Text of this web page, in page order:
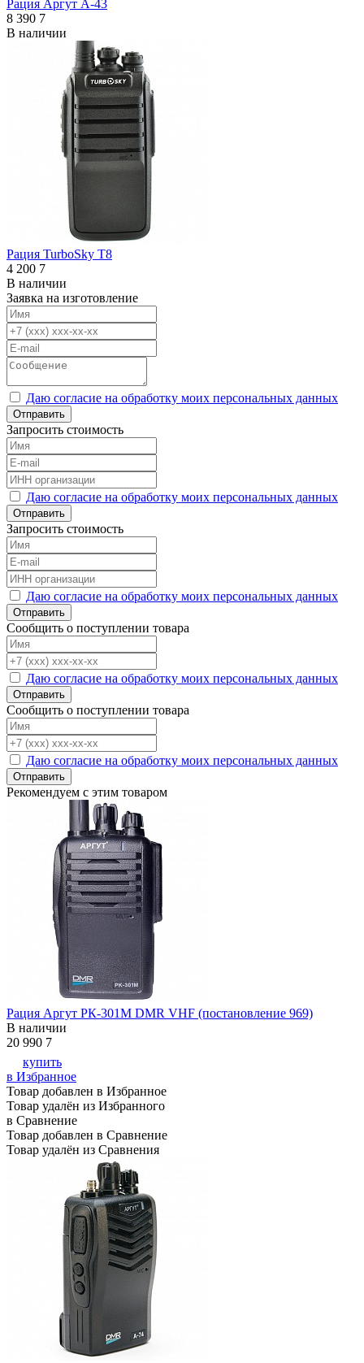
Рация Аргут А-43
8 390 7
В наличии
Рация TurboSky T8
4 200 7
В наличии
Заявка на изготовление
Даю согласие на обработку моих персональных данных
Отправить
Запросить стоимость
Даю согласие на обработку моих персональных данных
Отправить
Запросить стоимость
Даю согласие на обработку моих персональных данных
Отправить
Сообщить о поступлении товара
Даю согласие на обработку моих персональных данных
Отправить
Сообщить о поступлении товара
Даю согласие на обработку моих персональных данных
Отправить
Рекомендуем с этим товаром
Рация Аргут РК-301М DMR VHF (постановление 969)
В наличии
20 990 7
купить
в Избранное
Товар добавлен в Избранное
Товар удалён из Избранного
в Сравнение
Товар добавлен в Сравнение
Товар удалён из Сравнения